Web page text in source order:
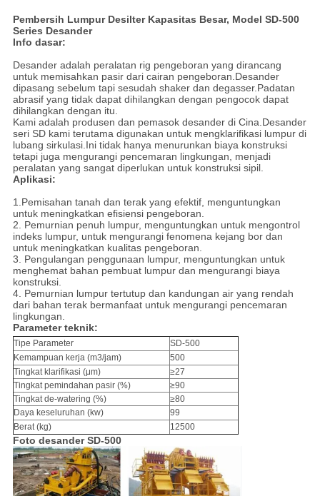
Pembersih Lumpur Desilter Kapasitas Besar, Model SD-500
Series Desander
Info dasar:
Desander adalah peralatan rig pengeboran yang dirancang
untuk memisahkan pasir dari cairan pengeboran.Desander
dipasang sebelum tapi sesudah shaker dan degasser.Padatan
abrasif yang tidak dapat dihilangkan dengan pengocok dapat
dihilangkan dengan itu.
Kami adalah produsen dan pemasok desander di Cina.Desander
seri SD kami terutama digunakan untuk mengklarifikasi lumpur di
lubang sirkulasi.Ini tidak hanya menurunkan biaya konstruksi
tetapi juga mengurangi pencemaran lingkungan, menjadi
peralatan yang sangat diperlukan untuk konstruksi sipil.
Aplikasi:
1.Pemisahan tanah dan terak yang efektif, menguntungkan
untuk meningkatkan efisiensi pengeboran.
2. Pemurnian penuh lumpur, menguntungkan untuk mengontrol
indeks lumpur, untuk mengurangi fenomena kejang bor dan
untuk meningkatkan kualitas pengeboran.
3. Pengulangan penggunaan lumpur, menguntungkan untuk
menghemat bahan pembuat lumpur dan mengurangi biaya
konstruksi.
4. Pemurnian lumpur tertutup dan kandungan air yang rendah
dari bahan terak bermanfaat untuk mengurangi pencemaran
lingkungan.
Parameter teknik:
Tipe Parameter
SD-500
Kemampuan kerja (m3/jam)
500
Tingkat klarifikasi (μm)
≥27
Tingkat pemindahan pasir (%)
≥90
Tingkat de-watering (%)
≥80
Daya keseluruhan (kw)
99
Berat (kg)
12500
Foto desander SD-500